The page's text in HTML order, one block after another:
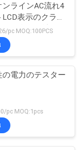
ンラインAC流れ4
LCD表示のクラン
カー機能測定
pc MOQ:100PCS
の電力のテスター
pc MOQ:1pcs